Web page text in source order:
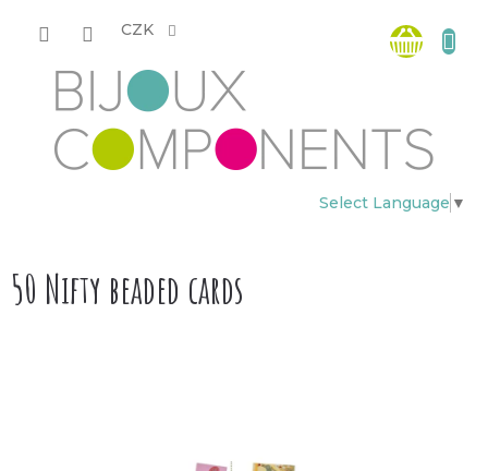
CZK
Select Language ▼
košík
50 Nifty beaded cards